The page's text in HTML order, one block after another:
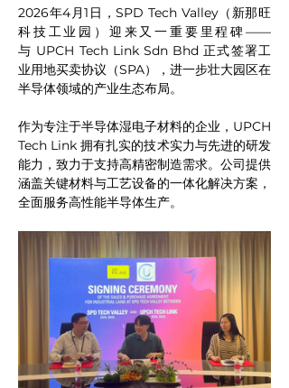
2026年4月1日，SPD Tech Valley（新那旺
科技工业园）迎来又一重要里程碑——
与 UPCH Tech Link Sdn Bhd 正式签署工
业用地买卖协议（SPA），进一步壮大园区在
半导体领域的产业生态布局。
作为专注于半导体湿电子材料的企业，UPCH
Tech Link 拥有扎实的技术实力与先进的研发
能力，致力于支持高精密制造需求。公司提供
涵盖关键材料与工艺设备的一体化解决方案，
全面服务高性能半导体生产。